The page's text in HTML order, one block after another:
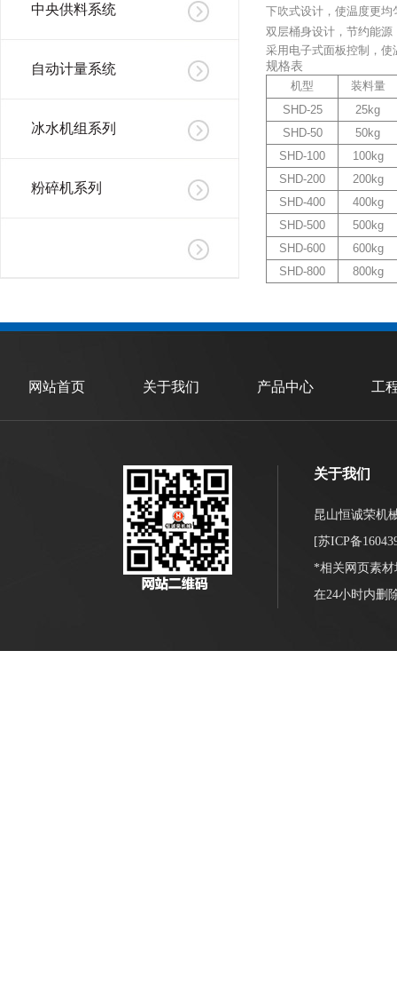
中央供料系统
自动计量系统
冰水机组系列
粉碎机系列
下吹式设计，使温度更均
双层桶身设计，节约能源
采用电子式面板控制，使
规格表
机型
装料量
SHD-25
25kg
SHD-50
50kg
SHD-100
100kg
SHD-200
200kg
SHD-400
400kg
SHD-500
500kg
SHD-600
600kg
SHD-800
800kg
网站首页 关于我们 产品中心 工
关于我们
昆山恒诚荣机
[苏ICP备
*相关网页素
在24小时内删